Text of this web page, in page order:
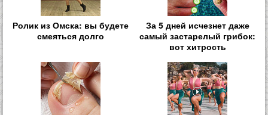
Ролик из Омска: вы будете
смеяться долго
За 5 дней исчезнет даже
самый застарелый грибок:
вот хитрость